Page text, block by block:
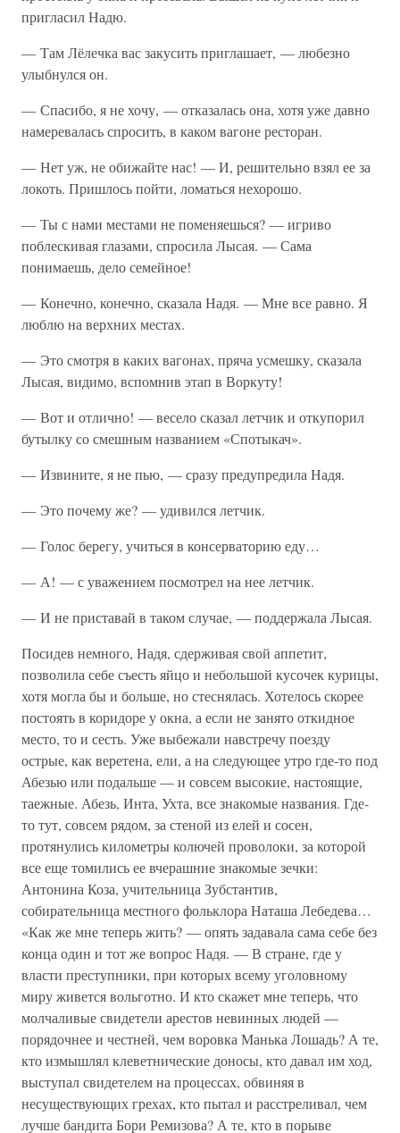
пригласил Надю.
— Там Лёлечка вас закусить приглашает, — любезно
улыбнулся он.
— Спасибо, я не хочу, — отказалась она, хотя уже давно
намеревалась спросить, в каком вагоне ресторан.
— Нет уж, не обижайте нас! — И, решительно взял ее за
локоть. Пришлось пойти, ломаться нехорошо.
— Ты с нами местами не поменяешься? — игриво
поблескивая глазами, спросила Лысая. — Сама
понимаешь, дело семейное!
— Конечно, конечно, сказала Надя. — Мне все равно. Я
люблю на верхних местах.
— Это смотря в каких вагонах, пряча усмешку, сказала
Лысая, видимо, вспомнив этап в Воркуту!
— Вот и отлично! — весело сказал летчик и откупорил
бутылку со смешным названием «Спотыкач».
— Извините, я не пью, — сразу предупредила Надя.
— Это почему же? — удивился летчик.
— Голос берегу, учиться в консерваторию еду…
— А! — с уважением посмотрел на нее летчик.
— И не приставай в таком случае, — поддержала Лысая.
Посидев немного, Надя, сдерживая свой аппетит,
позволила себе съесть яйцо и небольшой кусочек курицы,
хотя могла бы и больше, но стеснялась. Хотелось скорее
постоять в коридоре у окна, а если не занято откидное
место, то и сесть. Уже выбежали навстречу поезду
острые, как веретена, ели, а на следующее утро где-то под
Абезью или подальше — и совсем высокие, настоящие,
таежные. Абезь, Инта, Ухта, все знакомые названия. Где-
то тут, совсем рядом, за стеной из елей и сосен,
протянулись километры колючей проволоки, за которой
все еще томились ее вчерашние знакомые зечки:
Антонина Коза, учительница Зубстантив,
собирательница местного фольклора Наташа Лебедева…
«Как же мне теперь жить? — опять задавала сама себе без
конца один и тот же вопрос Надя. — В стране, где у
власти преступники, при которых всему уголовному
миру живется вольготно. И кто скажет мне теперь, что
молчаливые свидетели арестов невинных людей —
порядочнее и честней, чем воровка Манька Лошадь? А те,
кто измышлял клеветнические доносы, кто давал им ход,
выступал свидетелем на процессах, обвиняя в
несуществующих грехах, кто пытал и расстреливал, чем
лучше бандита Бори Ремизова? А те, кто в порыве